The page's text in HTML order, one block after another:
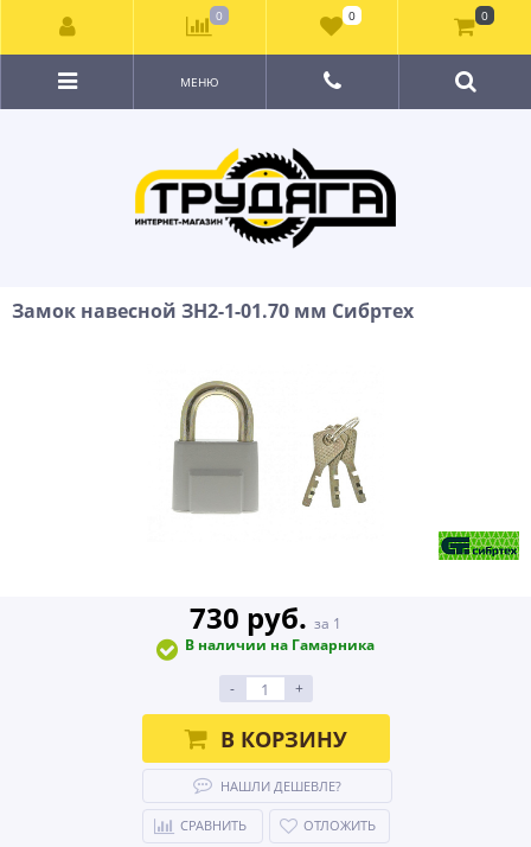
МЕНЮ
Замок навесной ЗН2-1-01.70 мм Сибртех
730 руб. за 1
В наличии на Гамарника
- +
В КОРЗИНУ
НАШЛИ ДЕШЕВЛЕ?
СРАВНИТЬ ОТЛОЖИТЬ
0 0 0